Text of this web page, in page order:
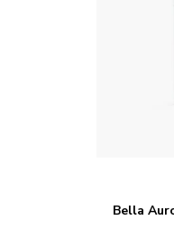
Bella